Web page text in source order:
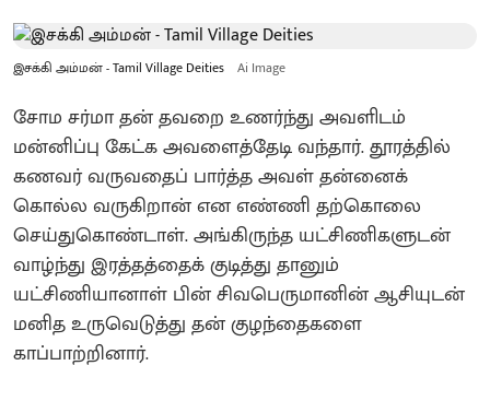
இசக்கி அம்மன் - Tamil Village Deities Ai Image
சோம சர்மா தன் தவறை உணர்ந்து அவளிடம்
மன்னிப்பு கேட்க அவளைத்தேடி வந்தார். தூரத்தில்
கணவர் வருவதைப் பார்த்த அவள் தன்னைக்
கொல்ல வருகிறான் என எண்ணி தற்கொலை
செய்துகொண்டாள். அங்கிருந்த யட்சிணிகளுடன்
வாழ்ந்து இரத்தத்தைக் குடித்து தானும்
யட்சிணியானாள் பின் சிவபெருமானின் ஆசியுடன்
மனித உருவெடுத்து தன் குழந்தைகளை
காப்பாற்றினார்.